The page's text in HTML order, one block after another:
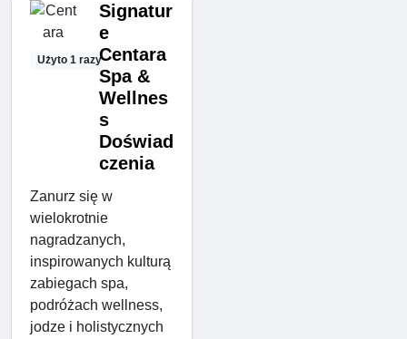
Użyto 1 razy
Signatur
e
Centara
Spa &
Wellnes
s
Doświad
czenia
Zanurz się w
wielokrotnie
nagradzanych,
inspirowanych kulturą
zabiegach spa,
podróżach wellness,
jodze i holistycznych